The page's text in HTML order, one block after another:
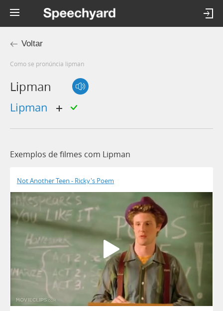
Voltar
Como se pronúncia lipman
Lipman
lipman
Exemplos de filmes com Lipman
Not Another Teen - Ricky's Poem